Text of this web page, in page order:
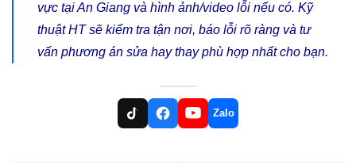
vực tại An Giang và hình ảnh/video lỗi nếu có. Kỹ
thuật HT sẽ kiểm tra tận nơi, báo lỗi rõ ràng và tư
vấn phương án sửa hay thay phù hợp nhất cho bạn.
Zalo